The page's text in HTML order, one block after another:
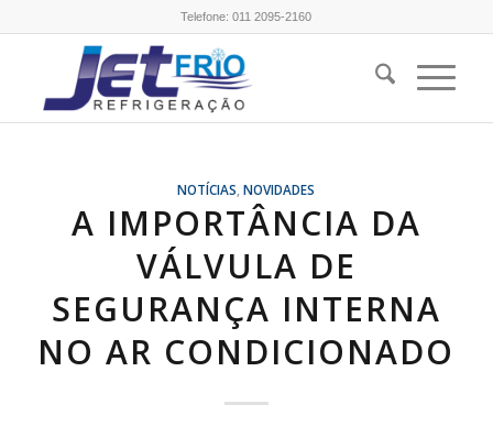
Telefone:011 2095-2160
NOTÍCIAS ,NOVIDADES
A IMPORTÂNCIA DA
VÁLVULA DE
SEGURANÇA INTERNA
NO AR CONDICIONADO